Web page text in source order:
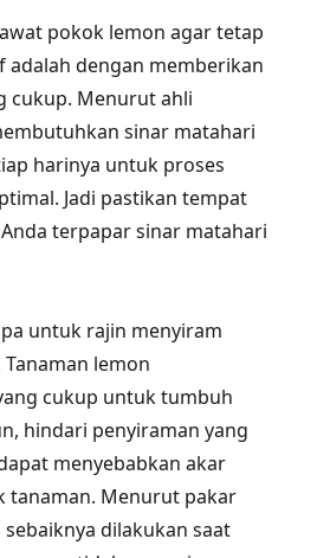
pokok lemon agar tetap
dengan memberikan
cukup. Menurut ahli
sinar matahari
harinya untuk proses
Jadi pastikan tempat
terpapar sinar matahari
untuk rajin menyiram
lemon
cukup untuk tumbuh
hindari penyiraman yang
menyebabkan akar
tanaman. Menurut pakar
dilakukan saat